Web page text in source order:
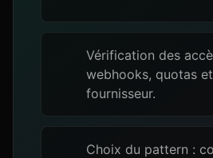
Vérification des
webhooks, quotas
fournisseur.
Choix du pattern :